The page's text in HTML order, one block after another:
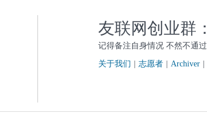
友联网创业群：
记得备注自身情况 不然不通过
关于我们 志愿者 Archiver